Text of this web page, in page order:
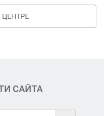
САЙТА